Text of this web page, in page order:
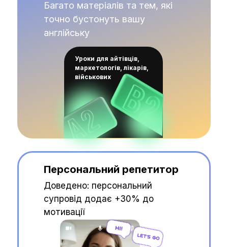
Персональний репетитор
Доведено: персональний
супровід додає +30% до
мотивації
Багато матеріалів та тем, які
точно бустонуть вашу
англійську
Уроки для айтівців,
маркетологів, лікарів,
військових